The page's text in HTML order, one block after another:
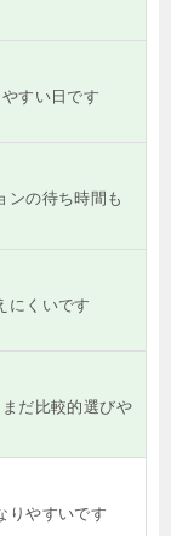
すい日です
ンの待ち時間も
にくいです
だ比較的選びや
りやすいです